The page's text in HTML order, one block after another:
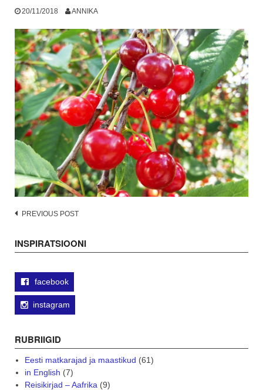
20/11/2018 ANNIKA
Post
PREVIOUS POST
INSPIRATSIOONI
facebook
instagram
RUBRIIGID
Eesti matkarajad ja maastikud (61)
in English (7)
Reisikirjad – Aafrika (9)